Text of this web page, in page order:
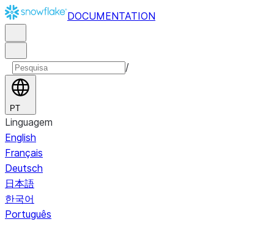
DOCUMENTATION
/
PT
Linguagem
English
Français
Deutsch
日本語
한국어
Português